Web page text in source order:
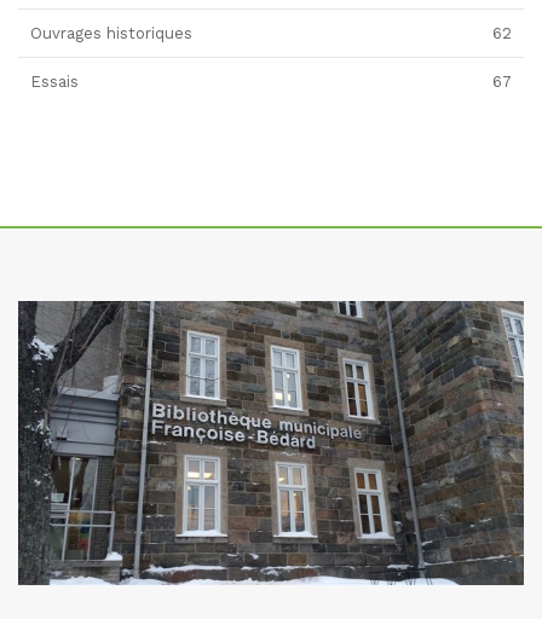
Ouvrages historiques 62
Essais 67